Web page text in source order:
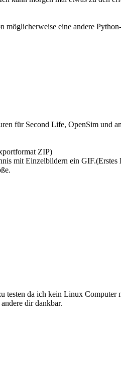
eine andere
für Second Life, OpenSim und
ZIP)
mit Einzelbildern ein
testen da ich kein Linux Computer
dir dankbar.